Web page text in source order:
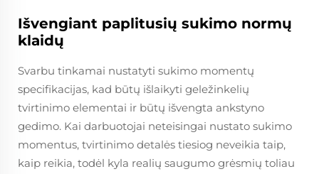
Išvengiant paplitusių sukimo normų
klaidų
Svarbu tinkamai nustatyti sukimo momentų
specifikacijas, kad būtų išlaikyti geležinkelių
tvirtinimo elementai ir būtų išvengta ankstyno
gedimo. Kai darbuotojai neteisingai nustato sukimo
momentus, tvirtinimo detalės tiesiog neveikia taip,
kaip reikia, todėl kyla realių saugumo grėsmių toliau